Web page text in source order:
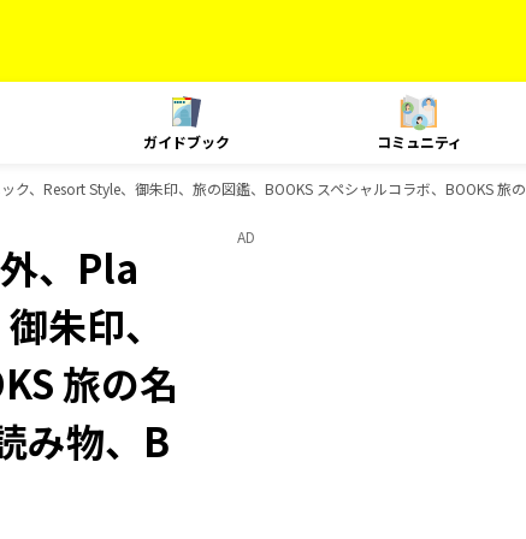
ガイドブック コミュニティ
、Resort Style、御朱印、旅の図鑑、BOOKS スペシャルコラボ、BOOKS
、Pla
朱印、
旅の名
み物、B
AD